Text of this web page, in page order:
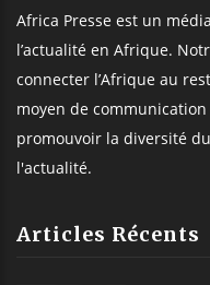
Africa Presse est un
l’actualité en Afrique.
connecter l’Afrique au
moyen de
promouvoir la diversité
l'actualité.
Articles Récents